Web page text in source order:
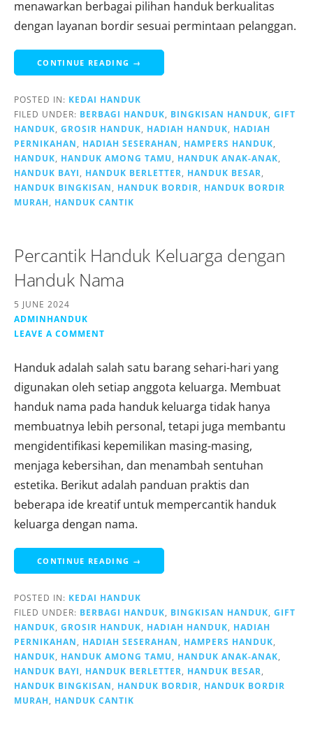
menawarkan berbagai pilihan handuk berkualitas
dengan layanan bordir sesuai permintaan pelanggan.
CONTINUE READING →
POSTED IN: KEDAI HANDUK
FILED UNDER: BERBAGI HANDUK, BINGKISAN HANDUK, GIFT
HANDUK, GROSIR HANDUK, HADIAH HANDUK, HADIAH
PERNIKAHAN, HADIAH SESERAHAN, HAMPERS HANDUK,
HANDUK, HANDUK AMONG TAMU, HANDUK ANAK-ANAK,
HANDUK BAYI, HANDUK BERLETTER, HANDUK BESAR,
HANDUK BINGKISAN, HANDUK BORDIR, HANDUK BORDIR
MURAH, HANDUK CANTIK
Percantik Handuk Keluarga dengan
Handuk Nama
5 JUNE 2024
ADMINHANDUK
LEAVE A COMMENT
Handuk adalah salah satu barang sehari-hari yang
digunakan oleh setiap anggota keluarga. Membuat
handuk nama pada handuk keluarga tidak hanya
membuatnya lebih personal, tetapi juga membantu
mengidentifikasi kepemilikan masing-masing,
menjaga kebersihan, dan menambah sentuhan
estetika. Berikut adalah panduan praktis dan
beberapa ide kreatif untuk mempercantik handuk
keluarga dengan nama.
CONTINUE READING →
POSTED IN: KEDAI HANDUK
FILED UNDER: BERBAGI HANDUK BINGKISAN HANDUK GIFT
HANDUK GROSIR HANDUK HADIAH HANDUK
HADIAH
PERNIKAHAN
HADIAH SESERAHAN HAMPERS HANDUK
HANDUK
HANDUK AMONG TAMU HANDUK ANAK-ANAK
HANDUK BAYI
HANDUK BERLETTER HANDUK BESAR
HANDUK BINGKISAN
HANDUK BORDIR
HANDUK BORDIR
MURAH
HANDUK CANTIK